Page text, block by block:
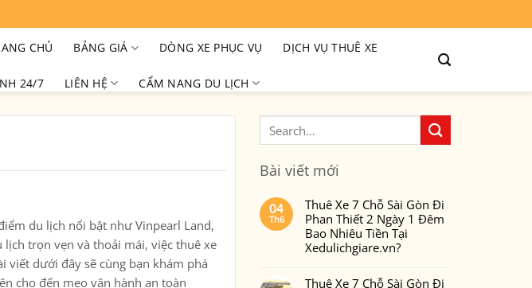
CHỦ BẢNG GIÁ DÒNG XE PHỤC VỤ DỊCH VỤ THUÊ XE
24/7 LIÊN HỆ CẨM NANG DU LỊCH
du lịch nổi bật như Vinpearl Land,
lịch trọn vẹn và thoải mái, việc thuê xe
viết dưới đây sẽ cùng bạn khám phá
cho đến mẹo vận hành an toàn
Bài viết mới
04
Th6
Thuê Xe 7 Chỗ Sài Gòn Đi
Phan Thiết 2 Ngày 1 Đêm
Bao Nhiêu Tiền Tại
Xedulichgiare.vn?
bình
Thuê Xe 7 Chỗ Sài Gòn Đi